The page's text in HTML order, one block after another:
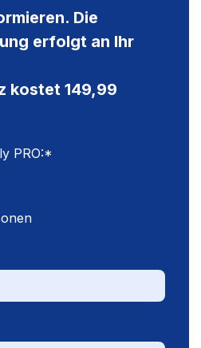
Die
erfolgt an Ihr
kostet 149,99
PRO:*